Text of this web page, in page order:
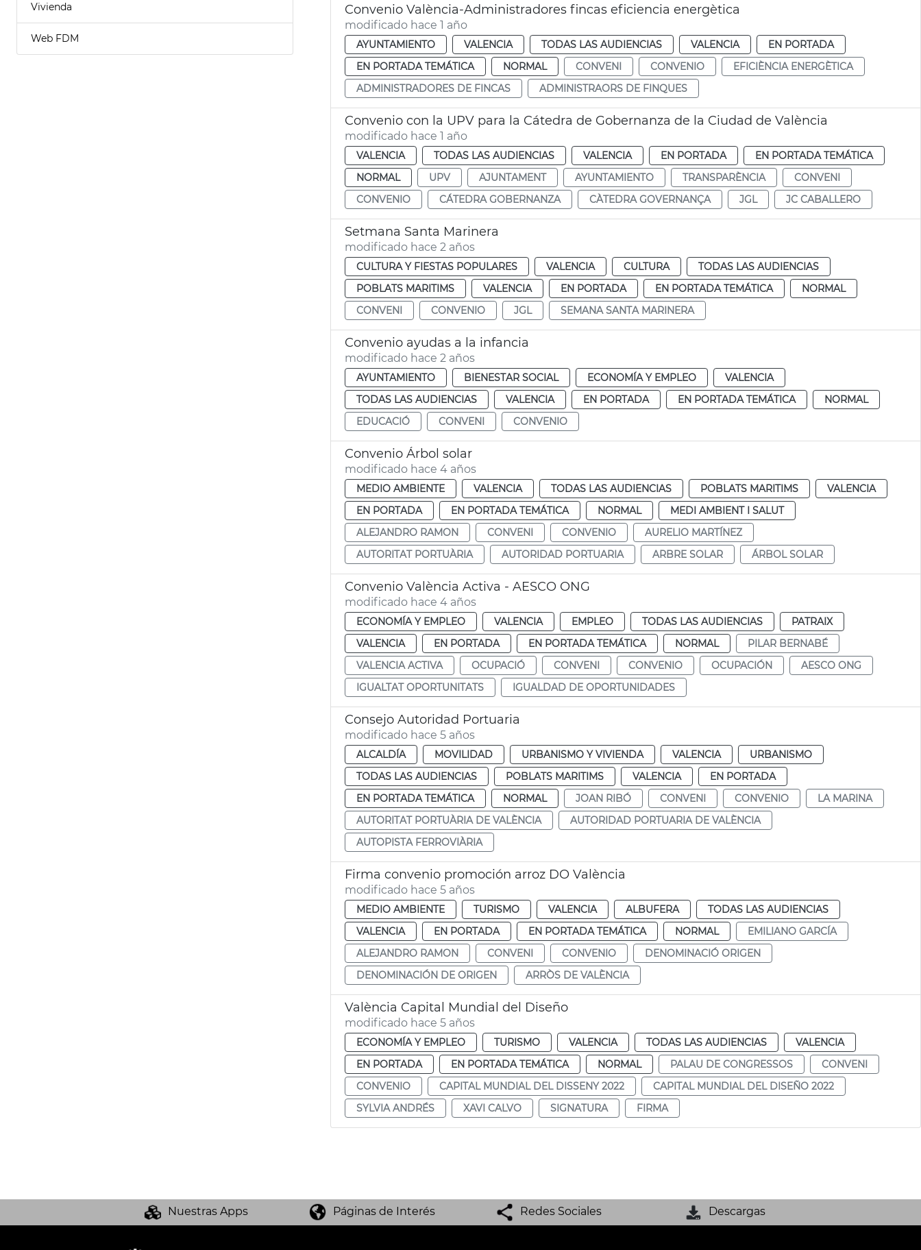
Vivienda
Web FDM
Convenio València-Administradores fincas eficiencia energètica
modificado hace 1 año
AYUNTAMIENTO VALENCIA TODAS LAS AUDIENCIAS VALENCIA
EN PORTADA
EN PORTADA TEMÁTICA
NORMAL CONVENI CONVENIO
EFICIÈNCIA ENERGÈTICA
ADMINISTRADORES DE FINCAS
ADMINISTRAORS DE FINQUES
Convenio con la UPV para la Cátedra de Gobernanza de la Ciudad de València
modificado hace 1 año
VALENCIA TODAS LAS AUDIENCIAS VALENCIA EN PORTADA
EN PORTADA TEMÁTICA
NORMAL
UPV AJUNTAMENT AYUNTAMIENTO TRANSPARÈNCIA
CONVENI
CONVENIO
CÁTEDRA GOBERNANZA CÀTEDRA GOVERNANÇA JGL JC CABALLERO
Setmana Santa Marinera
modificado hace 2 años
CULTURA Y FIESTAS POPULARES VALENCIA CULTURA
TODAS LAS AUDIENCIAS
POBLATS MARITIMS
VALENCIA EN PORTADA EN PORTADA TEMÁTICA
NORMAL
CONVENI
CONVENIO JGL SEMANA SANTA MARINERA
Convenio ayudas a la infancia
modificado hace 2 años
AYUNTAMIENTO BIENESTAR SOCIAL ECONOMÍA Y EMPLEO
VALENCIA
TODAS LAS AUDIENCIAS
VALENCIA EN PORTADA EN PORTADA TEMÁTICA
NORMAL
EDUCACIÓ
CONVENI CONVENIO
Convenio Árbol solar
modificado hace 4 años
MEDIO AMBIENTE VALENCIA TODAS LAS AUDIENCIAS POBLATS MARITIMS
VALENCIA
EN PORTADA
EN PORTADA TEMÁTICA NORMAL
MEDI AMBIENT I SALUT
ALEJANDRO RAMON
CONVENI CONVENIO
AURELIO MARTÍNEZ
AUTORITAT PORTUÀRIA
AUTORIDAD PORTUARIA ARBRE SOLAR ÁRBOL SOLAR
Convenio València Activa - AESCO ONG
modificado hace 4 años
ECONOMÍA Y EMPLEO VALENCIA EMPLEO TODAS LAS AUDIENCIAS
PATRAIX
VALENCIA
EN PORTADA EN PORTADA TEMÁTICA NORMAL
PILAR BERNABÉ
VALENCIA ACTIVA
OCUPACIÓ CONVENI CONVENIO OCUPACIÓN
AESCO ONG
IGUALTAT OPORTUNITATS
IGUALDAD DE OPORTUNIDADES
Consejo Autoridad Portuaria
modificado hace 5 años
ALCALDÍA MOVILIDAD URBANISMO Y VIVIENDA VALENCIA
URBANISMO
TODAS LAS AUDIENCIAS
POBLATS MARITIMS VALENCIA
EN PORTADA
EN PORTADA TEMÁTICA
NORMAL JOAN RIBÓ CONVENI CONVENIO
LA MARINA
AUTORITAT PORTUÀRIA DE VALÈNCIA
AUTORIDAD PORTUARIA DE VALÈNCIA
AUTOPISTA FERROVIÀRIA
Firma convenio promoción arroz DO València
modificado hace 5 años
MEDIO AMBIENTE TURISMO VALENCIA ALBUFERA
TODAS LAS AUDIENCIAS
VALENCIA
EN PORTADA EN PORTADA TEMÁTICA NORMAL
EMILIANO GARCÍA
ALEJANDRO RAMON
CONVENI CONVENIO
DENOMINACIÓ ORIGEN
DENOMINACIÓN DE ORIGEN
ARRÒS DE VALÈNCIA
València Capital Mundial del Diseño
modificado hace 5 años
ECONOMÍA Y EMPLEO TURISMO VALENCIA TODAS LAS AUDIENCIAS
VALENCIA
EN PORTADA
EN PORTADA TEMÁTICA NORMAL PALAU DE CONGRESSOS
CONVENI
CONVENIO
CAPITAL MUNDIAL DEL DISSENY 2022
CAPITAL MUNDIAL DEL DISEÑO 2022
SYLVIA ANDRÉS
XAVI CALVO SIGNATURA FIRMA
Nuestras Apps Páginas de Interés Redes Sociales Descargas